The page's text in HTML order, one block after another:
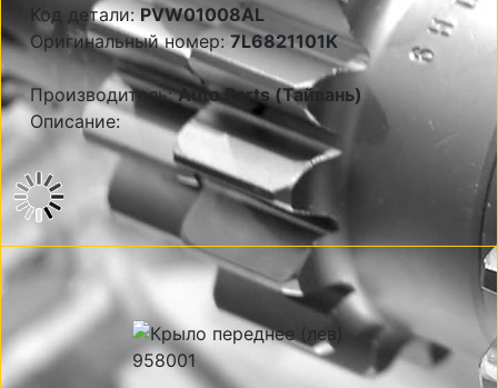
Код детали:PVW01008AL
Оригинальный номер:7L6821101K
Производитель:Auto Parts (Тайвань)
Описание: